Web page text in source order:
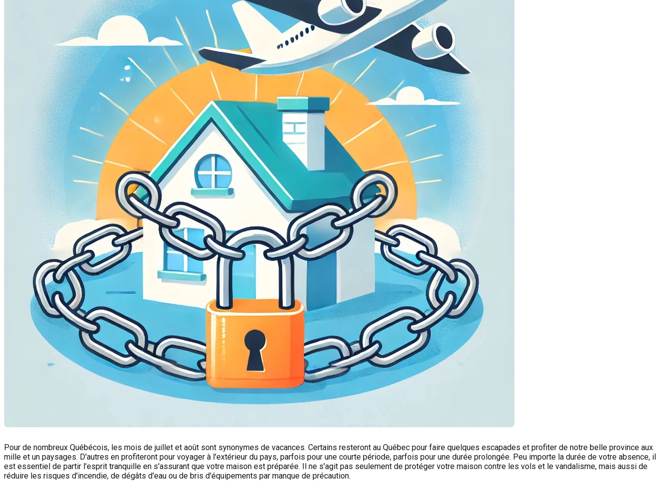
Pour de nombreux Québécois, les mois de juillet et août sont synonymes de vacances. Certains resteront au Québec pour faire quelques escapades et profiter de notre belle province aux
mille et un paysages. D'autres en profiteront pour voyager à l'extérieur du pays, parfois pour une courte période, parfois pour une durée prolongée. Peu importe la durée de votre absence, il
est essentiel de partir l'esprit tranquille en s'assurant que votre maison est préparée. Il ne s'agit pas seulement de protéger votre maison contre les vols et le vandalisme, mais aussi de
réduire les risques d'incendie, de dégâts d'eau ou de bris d'équipements par manque de précaution.